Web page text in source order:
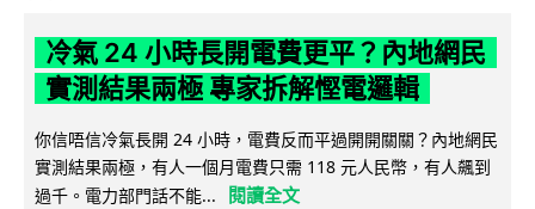
冷氣 24 小時長開電費更平？內地網民
實測結果兩極 專家拆解慳電邏輯
你信唔信冷氣長開 24 小時，電費反而平過開開關關？內地網民
實測結果兩極，有人一個月電費只需 118 元人民幣，有人飆到
過千。電力部門話不能...
閱讀全文